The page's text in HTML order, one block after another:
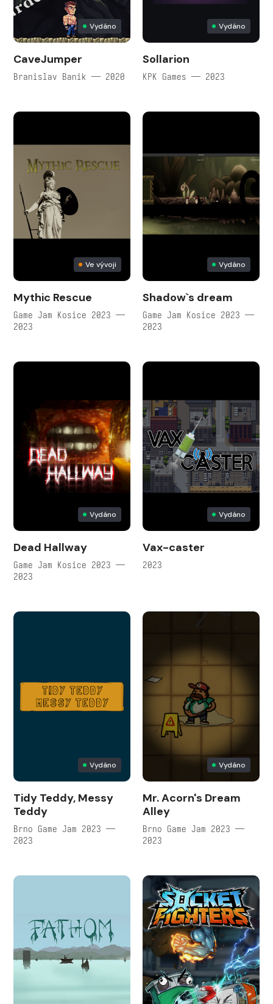
Vydáno
CaveJumper
Branislav Banik — 2020
Vydáno
Sollarion
KPK Games — 2023
Ve vývoji
Mythic Rescue
Game Jam Kosice 2023 —
2023
Vydáno
Shadow`s dream
Game Jam Kosice 2023 —
2023
Vydáno
Dead Hallway
Game Jam Kosice 2023 —
2023
Vydáno
Vax-caster
2023
Vydáno
Tidy Teddy, Messy
Teddy
Brno Game Jam 2023 —
2023
Vydáno
Mr. Acorn's Dream
Alley
Brno Game Jam 2023 —
2023